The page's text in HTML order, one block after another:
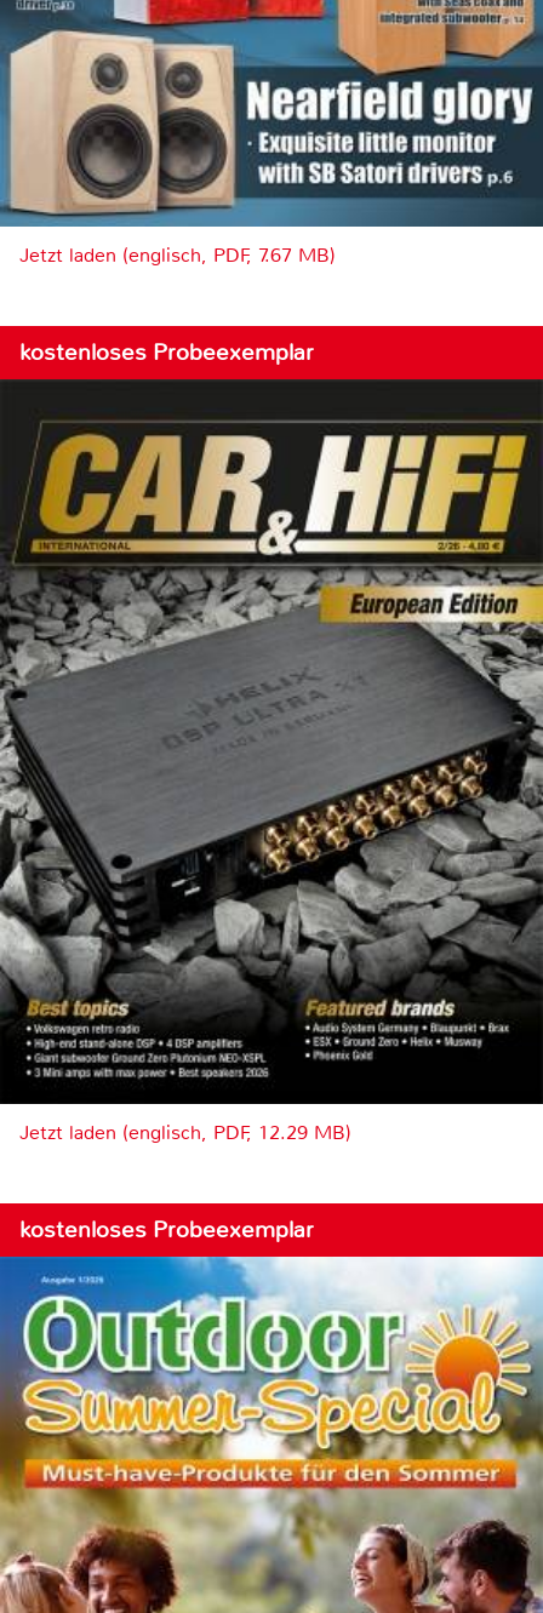
Jetzt laden (englisch, PDF, 7.67 MB)
kostenloses Probeexemplar
Jetzt laden (englisch, PDF, 12.29 MB)
kostenloses Probeexemplar